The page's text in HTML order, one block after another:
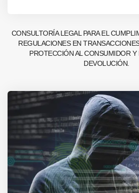
CONSULTORÍA LEGAL PARA EL
REGULACIONES EN
PROTECCIÓN AL CONSUMIDOR
DEVOLUCIÓN.